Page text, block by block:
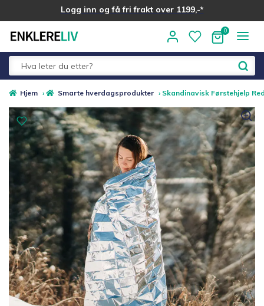
Logg inn og få fri frakt over 1199,-*
Alle kategorier
Fold
Medlemstilbud
Nyheter
Sommer ☀️
Best i test
Merker
Topp 10
Hjem › Smarte hverdagsprodukter › Skandinavisk Førstehjelp